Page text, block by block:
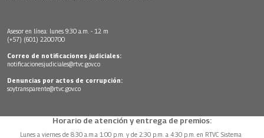
Asesor en línea: lunes 9:30 a.m. - 12 m
(+57) (601) 2200700
Correo de notificaciones judiciales:
notificacionesjudiciales@rtvc.gov.co
Denuncias por actos de corrupción:
soytransparente@rtvc.gov.co
Horario de atención y entrega de premios:
Lunes a viernes de 8:30 a.m.a 1:00 p.m. y de 2:30 p.m. a 4:30 p.m. en RTVC Sistema